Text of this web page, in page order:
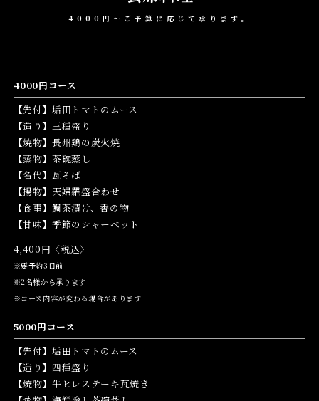
4000円～ご予算に応じて承ります。
4000円コース
【先付】垢田トマトのムース
【造り】三種盛り
【焼物】長州鶏の炭火焼
【蒸物】茶碗蒸し
【名代】瓦そば
【揚物】天婦羅盛合わせ
【食事】鯛茶漬け、香の物
【甘味】季節のシャーベット
4,400円〈税込〉
※要予約3日前
※2名様から承ります
※コース内容が変わる場合があります
5000円コース
【先付】垢田トマトのムース
【造り】四種盛り
【焼物】牛ヒレステーキ瓦焼き